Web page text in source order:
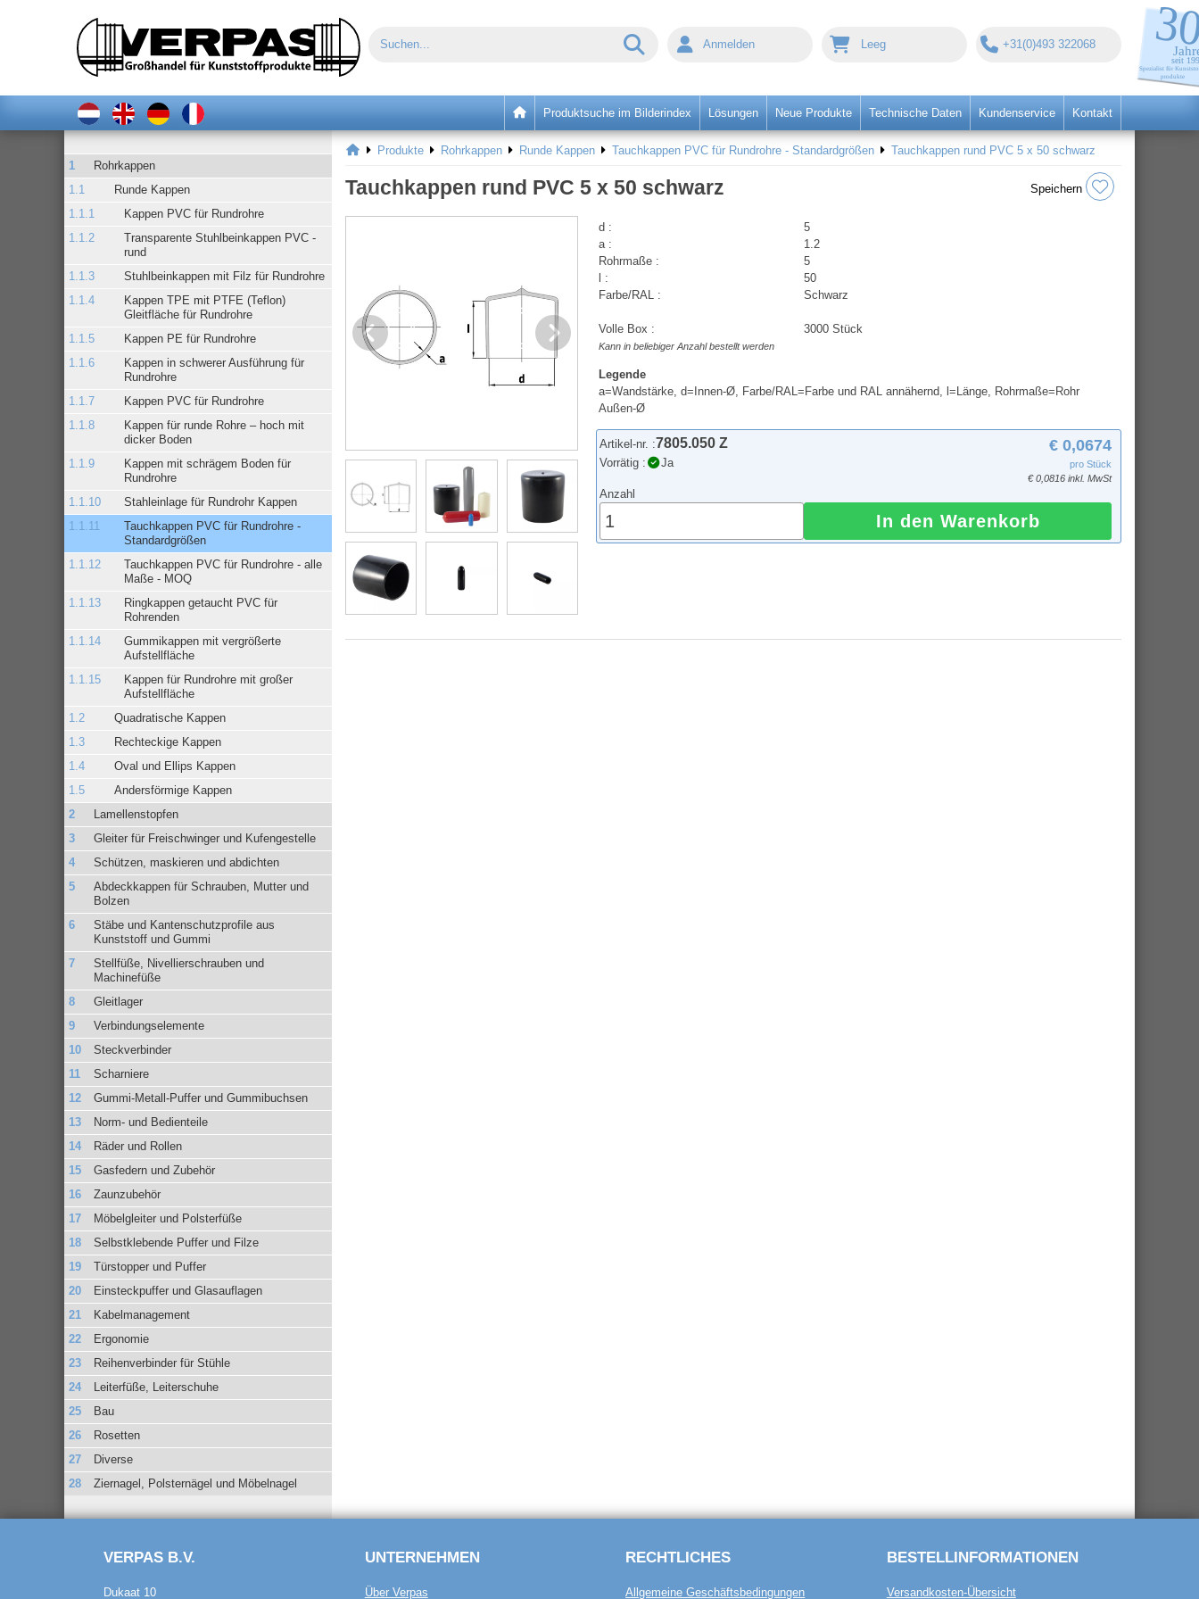
Anmelden Leeg +31(0)493 322068
Produktsuche im Bilderindex Lösungen Neue Produkte Technische Daten Kundenservice Kontakt
Rohrkappen
Runde Kappen
Kappen PVC für Rundrohre
Transparente Stuhlbeinkappen PVC -
rund
Stuhlbeinkappen mit Filz für Rundrohre
Kappen TPE mit PTFE (Teflon)
Gleitfläche für Rundrohre
Kappen PE für Rundrohre
Kappen in schwerer Ausführung für
Rundrohre
Kappen PVC für Rundrohre
Kappen für runde Rohre – hoch mit
dicker Boden
Kappen mit schrägem Boden für
Rundrohre
Stahleinlage für Rundrohr Kappen
Tauchkappen PVC für Rundrohre -
Standardgrößen
Tauchkappen PVC für Rundrohre - alle
Maße - MOQ
Ringkappen getaucht PVC für
Rohrenden
Gummikappen mit vergrößerte
Aufstellfläche
Kappen für Rundrohre mit großer
Aufstellfläche
Quadratische Kappen
Rechteckige Kappen
Oval und Ellips Kappen
Andersförmige Kappen
Lamellenstopfen
Gleiter für Freischwinger und Kufengestelle
Schützen, maskieren und abdichten
Abdeckkappen für Schrauben, Mutter und
Bolzen
Stäbe und Kantenschutzprofile aus
Kunststoff und Gummi
Stellfüße, Nivellierschrauben und
Machinefüße
Gleitlager
Verbindungselemente
Steckverbinder
Scharniere
Gummi-Metall-Puffer und Gummibuchsen
Norm- und Bedienteile
Räder und Rollen
Gasfedern und Zubehör
Zaunzubehör
Möbelgleiter und Polsterfüße
Selbstklebende Puffer und Filze
Türstopper und Puffer
Einsteckpuffer und Glasauflagen
Kabelmanagement
Ergonomie
Reihenverbinder für Stühle
Leiterfüße, Leiterschuhe
Bau
Rosetten
Diverse
Ziernagel, Polsternägel und Möbelnagel
Produkte Rohrkappen Runde Kappen Tauchkappen PVC für Rundrohre - Standardgrößen Tauchkappen rund PVC 5 x 50 schwarz
Tauchkappen rund PVC 5 x 50 schwarz Speichern
d :
5
a :
1.2
Rohrmaße :
5
l :
50
Farbe/RAL :
Schwarz
Volle Box : 3000 Stück
Kann in beliebiger Anzahl bestellt werden
Legende
a=Wandstärke, d=Innen-Ø, Farbe/RAL=Farbe und RAL annähernd, l=Länge, Rohrmaße=Rohr
Außen-Ø
Artikel-nr. :7805.050 Z
Vorrätig : Ja
€ 0,0674
pro Stück
€ 0,0816 inkl. MwSt
Anzahl
In den Warenkorb
VERPAS B.V.
Dukaat 10
UNTERNEHMEN
Über Verpas
RECHTLICHES
Allgemeine Geschäftsbedingungen
BESTELL­INFORMATIONEN
Versandkosten-Übersicht